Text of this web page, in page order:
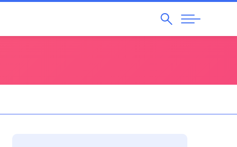
Pesquisar
Abrir
Navegação